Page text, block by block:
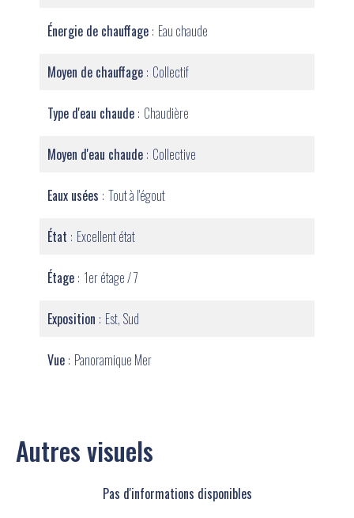
Énergie de chauffage Eau chaude
Moyen de chauffage Collectif
Type d'eau chaude Chaudière
Moyen d'eau chaude Collective
Eaux usées Tout à l'égout
État Excellent état
Étage 1er étage / 7
Exposition Est, Sud
Vue Panoramique Mer
Autres visuels
Pas d'informations disponibles